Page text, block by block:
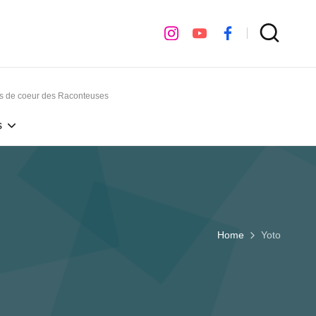
instagramyoutubefacebook
de coeur des Raconteuses
Home Yoto